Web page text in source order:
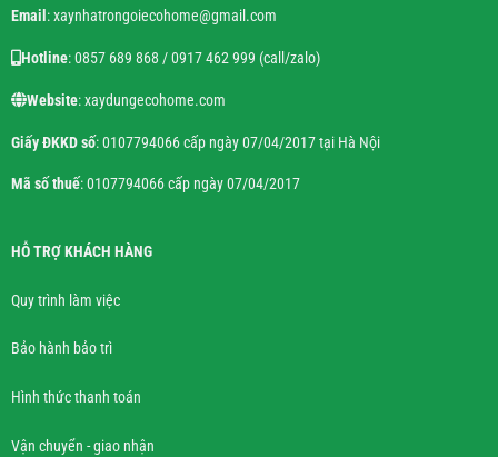
Email: xaynhatrongoiecohome@gmail.com
Hotline: 0857 689 868 / 0917 462 999 (call/zalo)
Website: xaydungecohome.com
Giấy ĐKKD số: 0107794066 cấp ngày 07/04/2017 tại Hà Nội
Mã số thuế: 0107794066 cấp ngày 07/04/2017
HỖ TRỢ KHÁCH HÀNG
Quy trình làm việc
Bảo hành bảo trì
Hình thức thanh toán
Vận chuyển - giao nhận